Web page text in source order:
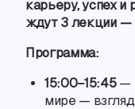
карьеру,успех и
ждут 3 лекции —
Программа:
15:00−15:45—
мире —